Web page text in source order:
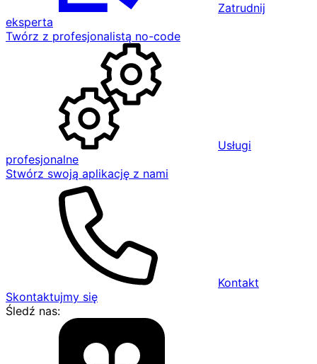
Zatrudnij
eksperta
Twórz z profesjonalistą no-code
Usługi
profesjonalne
Stwórz swoją aplikację z nami
Kontakt
Skontaktujmy się
Śledź nas: